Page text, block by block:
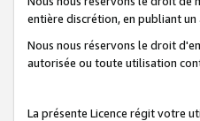
entière discrétion, en publiant
Nous nous réservons le droit
autorisée ou toute utilisation
La présente Licence régit votre